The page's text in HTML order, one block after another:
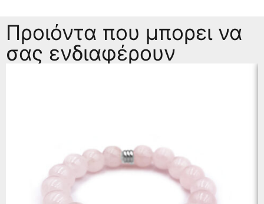
Προιόντα που μπορει να
σας ενδιαφέρουν